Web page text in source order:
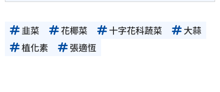
韭菜 花椰菜 十字花科蔬菜
大蒜
植化素
張適恆